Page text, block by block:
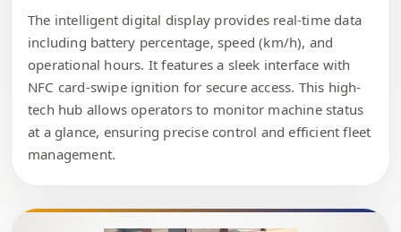
The intelligent digital display provides real-time data
including battery percentage, speed (km/h), and
operational hours. It features a sleek interface with
NFC card-swipe ignition for secure access. This high-
tech hub allows operators to monitor machine status
at a glance, ensuring precise control and efficient fleet
management.